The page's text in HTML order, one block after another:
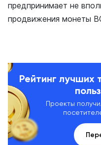
предпринимает не
продвижения монеты
Рейтинг лучших
Проекты